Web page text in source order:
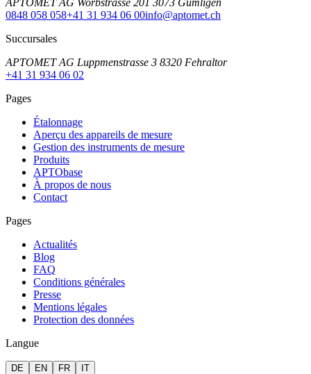
0848 058 058+41 31 934 06 00info@aptomet.ch
Succursales
APTOMET AG Luppmenstrasse 3 8320 Fehraltor
+41 31 934 06 02
Pages
Étalonnage
Aperçu des appareils de mesure
Gestion des instruments de mesure
Produits
APTObase
À propos de nous
Contact
Pages
Actualités
Blog
FAQ
Conditions générales
Presse
Mentions légales
Protection des données
Langue
DE EN FR IT